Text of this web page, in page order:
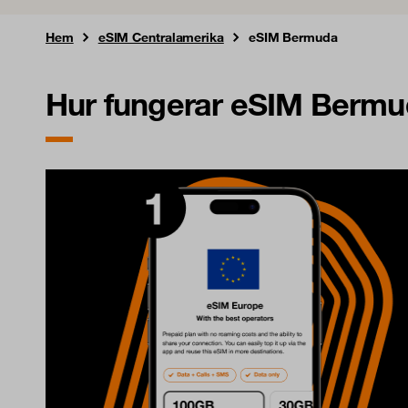
Hem eSIM Centralamerika eSIM Bermuda
Hur fungerar eSIM